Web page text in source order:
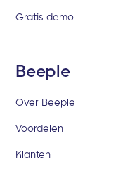
Gratis demo
Beeple
Over Beeple
Voordelen
Klanten